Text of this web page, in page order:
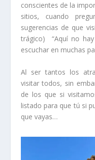
conscientes de la
sitios, cuando
sugerencias de que
trágico) “Aquí no
escuchar en muchas
Al ser tantos los
visitar todos, sin
de los que si
listado para que tú si
que vayas…